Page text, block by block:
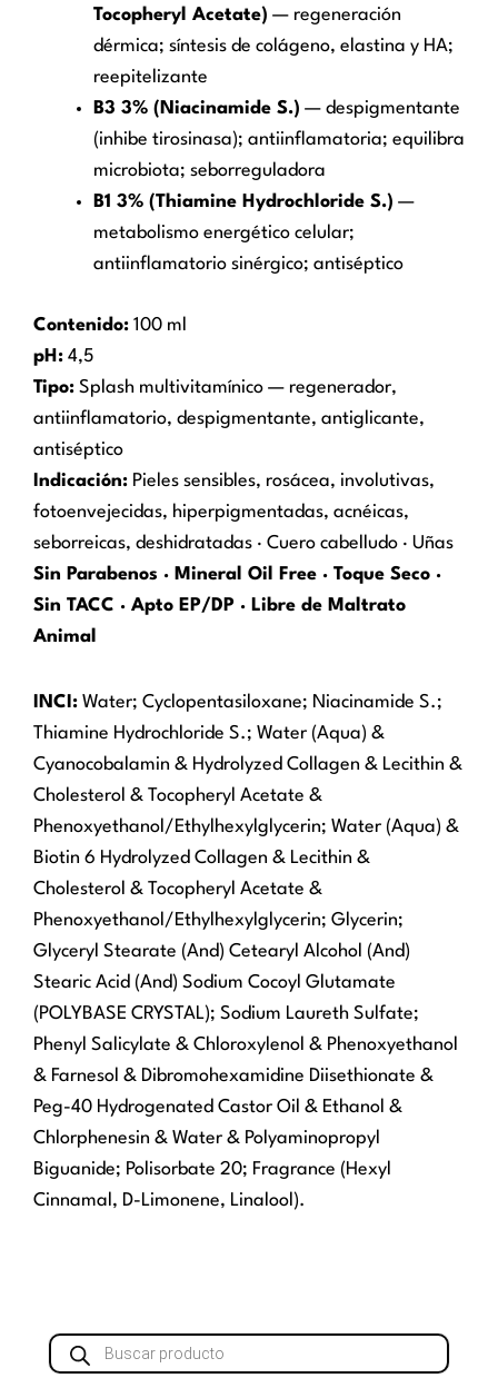
Tocopheryl Acetate) — regeneración
dérmica; síntesis de colágeno, elastina y HA;
reepitelizante
B3 3% (Niacinamide S.) — despigmentante
(inhibe tirosinasa); antiinflamatoria; equilibra
microbiota; seborreguladora
B1 3% (Thiamine Hydrochloride S.) —
metabolismo energético celular;
antiinflamatorio sinérgico; antiséptico
Contenido: 100 ml
pH: 4,5
Tipo: Splash multivitamínico — regenerador,
antiinflamatorio, despigmentante, antiglicante,
antiséptico
Indicación: Pieles sensibles, rosácea, involutivas,
fotoenvejecidas, hiperpigmentadas, acnéicas,
seborreicas, deshidratadas · Cuero cabelludo · Uñas
Sin Parabenos · Mineral Oil Free · Toque Seco ·
Sin TACC · Apto EP/DP · Libre de Maltrato
Animal
INCI: Water; Cyclopentasiloxane; Niacinamide S.;
Thiamine Hydrochloride S.; Water (Aqua) &
Cyanocobalamin & Hydrolyzed Collagen & Lecithin &
Cholesterol & Tocopheryl Acetate &
Phenoxyethanol/Ethylhexylglycerin; Water (Aqua) &
Biotin 6 Hydrolyzed Collagen & Lecithin &
Cholesterol & Tocopheryl Acetate &
Phenoxyethanol/Ethylhexylglycerin; Glycerin;
Glyceryl Stearate (And) Cetearyl Alcohol (And)
Stearic Acid (And) Sodium Cocoyl Glutamate
(POLYBASE CRYSTAL); Sodium Laureth Sulfate;
Phenyl Salicylate & Chloroxylenol & Phenoxyethanol
& Farnesol & Dibromohexamidine Diisethionate &
Peg-40 Hydrogenated Castor Oil & Ethanol &
Chlorphenesin & Water & Polyaminopropyl
Biguanide; Polisorbate 20; Fragrance (Hexyl
Cinnamal, D-Limonene, Linalool).
Búsqueda
de